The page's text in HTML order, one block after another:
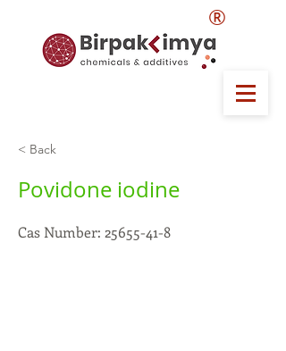
®
< Back
Povidone iodine
Cas Number: 25655-41-8